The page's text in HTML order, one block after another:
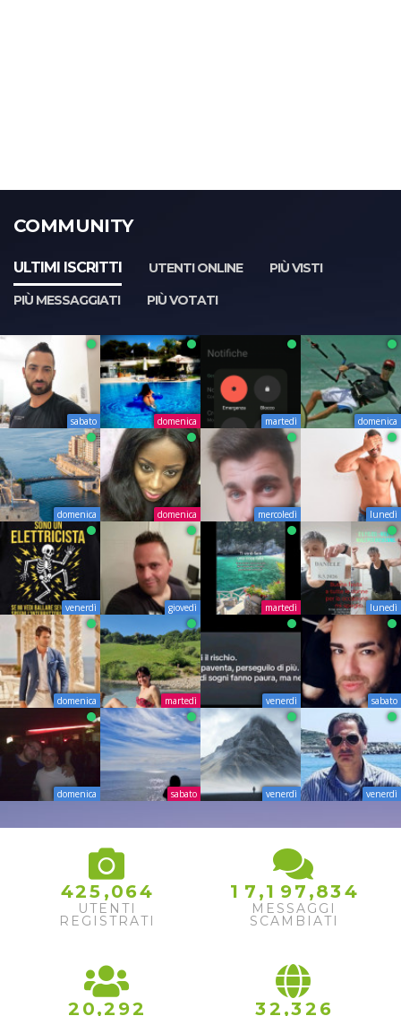
COMMUNITY
ULTIMI ISCRITTI UTENTI ONLINE
PIÙ VISTI
PIÙ MESSAGGIATI
PIÙ VOTATI
sabato domenica martedì domenica
domenica domenica mercoledì lunedì
venerdì giovedì martedì lunedì
domenica martedì venerdì sabato
domenica sabato venerdì venerdì
425 ,064
UTENTI
REGISTRATI
1 7 ,1 97 ,83
4
5
MESSAGGI
SCAMBIATI
2 0,2 92 32 ,32 6